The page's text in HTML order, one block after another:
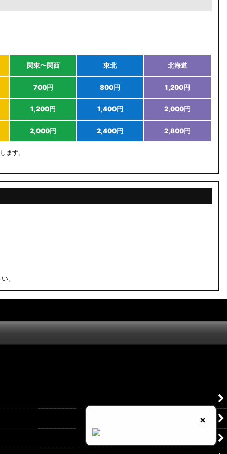
関東〜関西 東北 北海道
700円 800円 1,200円
1,200円 1,400円 2,000円
2,000円 2,400円 2,800円
ます。
。
×